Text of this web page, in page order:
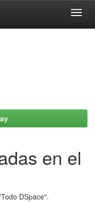
en el
DSpace".